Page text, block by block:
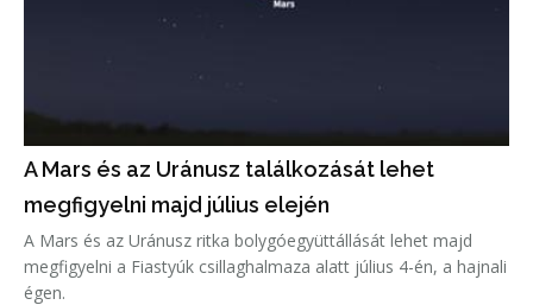
A Mars és az Uránusz találkozását lehet
megfigyelni majd július elején
A Mars és az Uránusz ritka bolygóegyüttállását lehet majd
megfigyelni a Fiastyúk csillaghalmaza alatt július 4-én, a hajnali
égen.